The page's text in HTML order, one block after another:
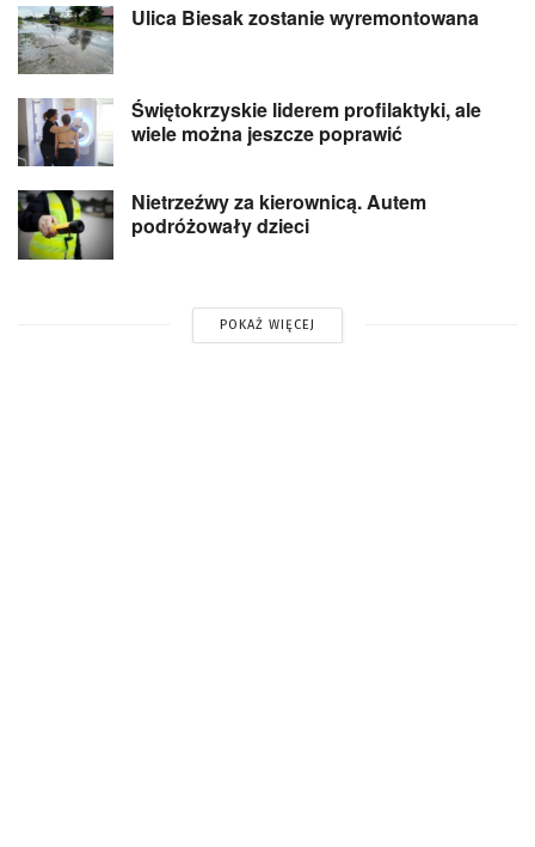
Ulica Biesak zostanie wyremontowana
Świętokrzyskie liderem profilaktyki, ale
wiele można jeszcze poprawić
Nietrzeźwy za kierownicą. Autem
podróżowały dzieci
POKAŻ WIĘCEJ